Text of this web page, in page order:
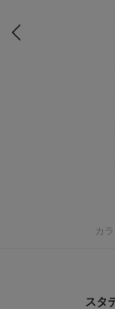
カ
スタ